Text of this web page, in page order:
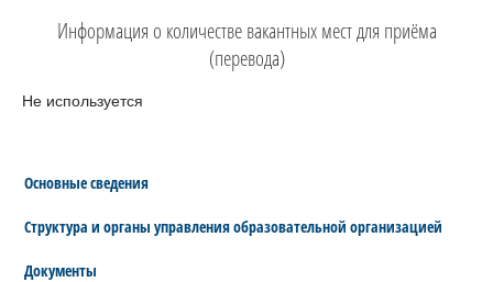
Информация о количестве вакантных мест для приёма
(перевода)
Не используется
Основные сведения
Структура и органы управления образовательной организацией
Документы